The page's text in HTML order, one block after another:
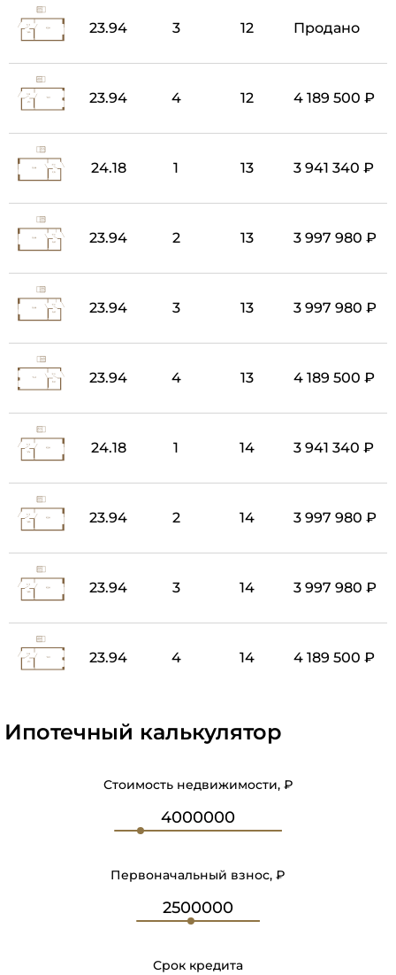
23.94 3 12 Продано
23.94 4 12 4 189 500 ₽
24.18 1 13 3 941 340 ₽
23.94 2 13 3 997 980 ₽
23.94 3 13 3 997 980 ₽
23.94 4 13 4 189 500 ₽
24.18 1 14 3 941 340 ₽
23.94 2 14 3 997 980 ₽
23.94 3 14 3 997 980 ₽
23.94 4 14 4 189 500 ₽
Ипотечный калькулятор
Стоимость недвижимости, ₽
Первоначальный взнос, ₽
Срок кредита